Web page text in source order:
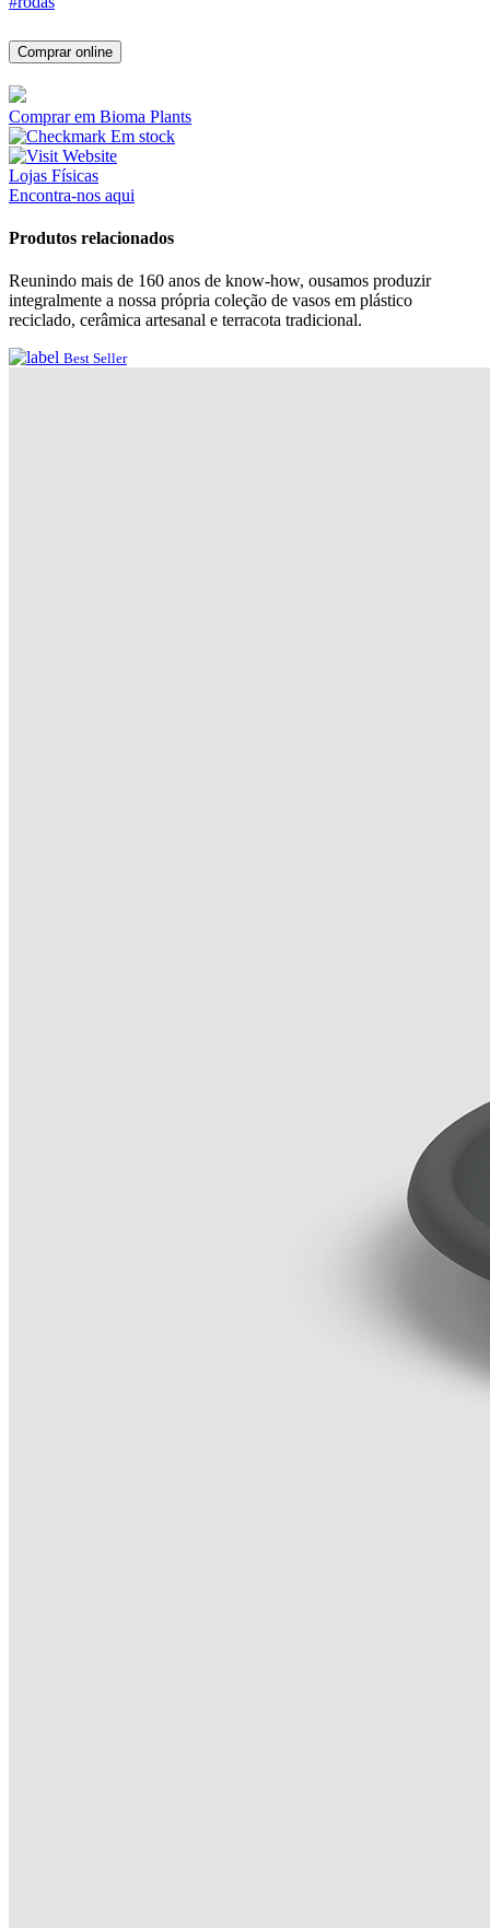
Comprar online
Comprar em Bioma Plants
Em stock
Lojas Físicas
Encontra-nos aqui
Produtos relacionados
Reunindo mais de 160 anos de know-how, ousamos produzir
integralmente a nossa própria coleção de vasos em plástico
reciclado, cerâmica artesanal e terracota tradicional.
Best Seller